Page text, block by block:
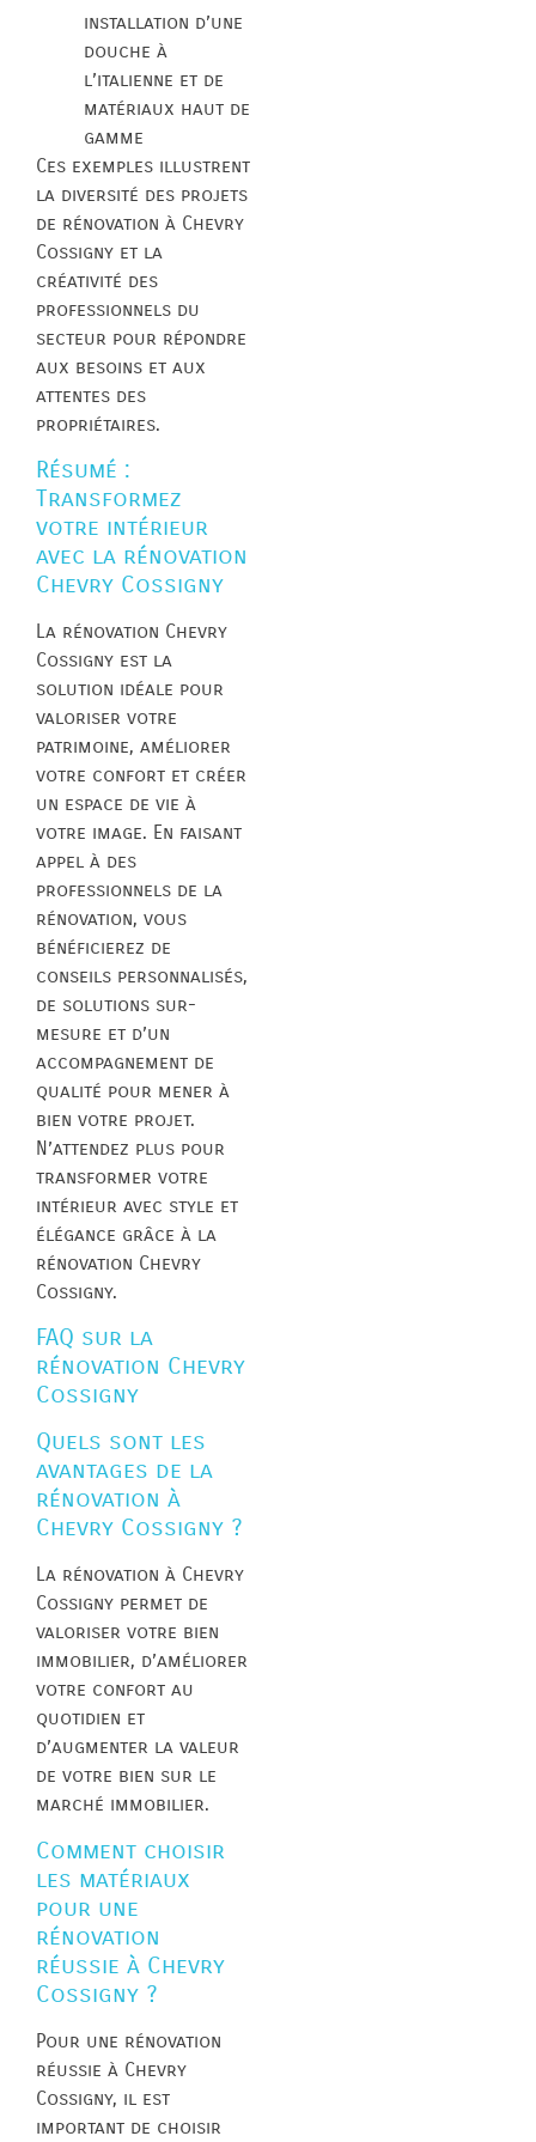
installation d’une
douche à
l’italienne et de
matériaux haut de
gamme
Ces exemples illustrent
la diversité des projets
de rénovation à Chevry
Cossigny et la
créativité des
professionnels du
secteur pour répondre
aux besoins et aux
attentes des
propriétaires.
Résumé :
Transformez
votre intérieur
avec la rénovation
Chevry Cossigny
La rénovation Chevry
Cossigny est la
solution idéale pour
valoriser votre
patrimoine, améliorer
votre confort et créer
un espace de vie à
votre image. En faisant
appel à des
professionnels de la
rénovation, vous
bénéficierez de
conseils personnalisés,
de solutions sur-
mesure et d’un
accompagnement de
qualité pour mener à
bien votre projet.
N’attendez plus pour
transformer votre
intérieur avec style et
élégance grâce à la
rénovation Chevry
Cossigny.
FAQ sur la
rénovation Chevry
Cossigny
Quels sont les
avantages de la
rénovation à
Chevry Cossigny ?
La rénovation à Chevry
Cossigny permet de
valoriser votre bien
immobilier, d’améliorer
votre confort au
quotidien et
d’augmenter la valeur
de votre bien sur le
marché immobilier.
Comment choisir
les matériaux
pour une
rénovation
réussie à Chevry
Cossigny ?
Pour une rénovation
réussie à Chevry
Cossigny, il est
important de choisir